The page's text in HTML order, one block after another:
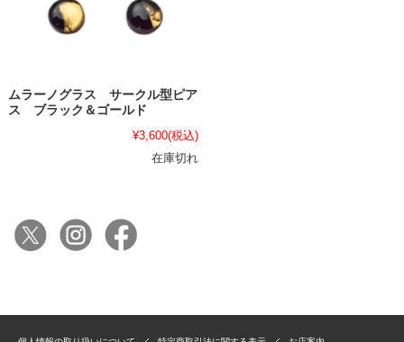
ムラーノグラス サークル型ピア
ス ブラック＆ゴールド
¥3,600(税込)
在庫切れ